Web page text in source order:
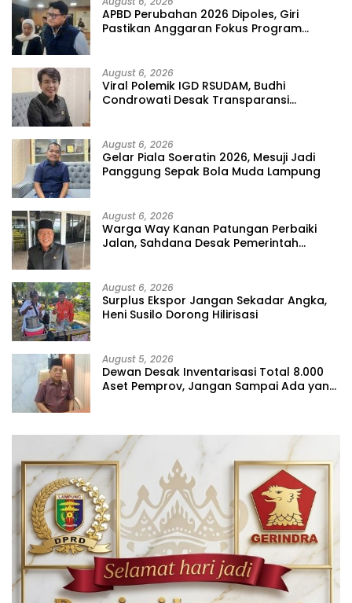
APBD Perubahan 2026 Dipoles, Giri
Pastikan Anggaran Fokus Program
August 6, 2026
Viral Polemik IGD RSUDAM, Budhi
Condrowati Desak Transparansi
August 6, 2026
Gelar Piala Soeratin 2026, Mesuji Jadi
Panggung Sepak Bola Muda Lampung
August 6, 2026
Warga Way Kanan Patungan Perbaiki
Jalan, Sahdana Desak Pemerintah
August 6, 2026
Surplus Ekspor Jangan Sekadar Angka,
Heni Susilo Dorong Hilirisasi
August 5, 2026
Dewan Desak Inventarisasi Total 8.000
Aset Pemprov, Jangan Sampai Ada yang